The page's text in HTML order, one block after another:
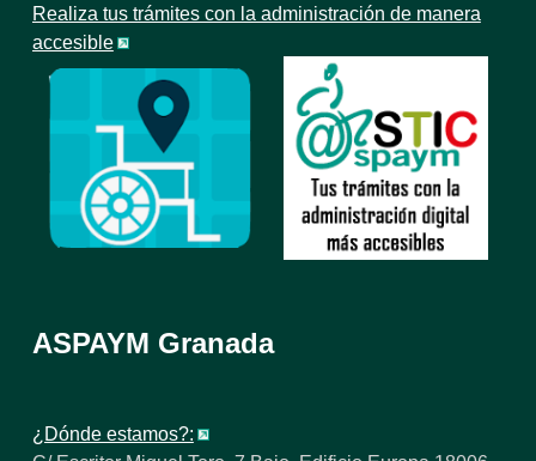
Realiza tus trámites con la administración de manera
accesible
ASPAYM Granada
¿Dónde estamos?: